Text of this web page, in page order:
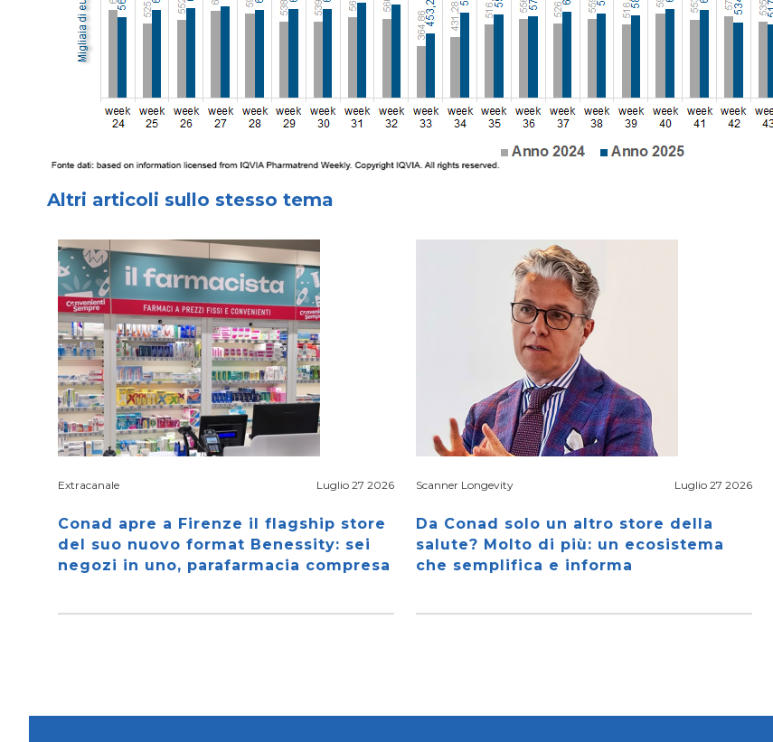
Altri articoli sullo stesso tema
Extracanale Luglio 27 2026
Conad apre a Firenze il flagship store
del suo nuovo format Benessity: sei
negozi in uno, parafarmacia compresa
Scanner Longevity Luglio 27 2026
Da Conad solo un altro store della
salute? Molto di più: un ecosistema
che semplifica e informa